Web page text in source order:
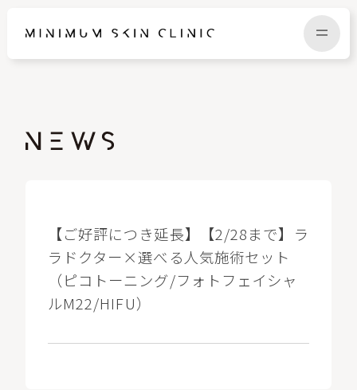
【ご好評につき延長】【2/28まで】ラ
ラドクター×選べる人気施術セット
（ピコトーニング/フォトフェイシャ
ルM22/HIFU）
CAMPAIGN
MENU / PRICE
RECRUIT